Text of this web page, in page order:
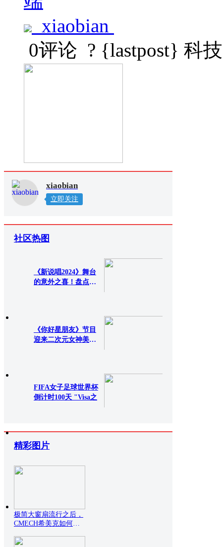
xiaobian
0评论 ? {lastpost} 科技
xiaobian
立即关注
社区热图
《新说唱2024》舞台
的意外之喜！盘点品
《你好星朋友》节目
迎来二次元女神美依
FIFA女子足球世界杯
倒计时100天 "Visa之
精彩图片
极简大窗扇流行之后，
CMECH希美克如何托